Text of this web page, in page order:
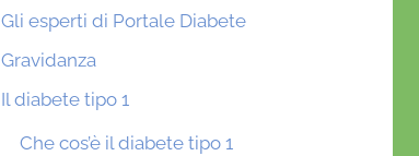
Gli esperti di Portale Diabete
Gravidanza
Il diabete tipo 1
Che cos’è il diabete tipo 1